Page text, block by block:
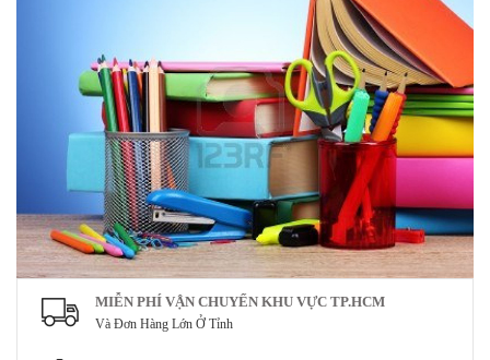
MIỄN PHÍ VẬN CHUYỂN KHU VỰC TP.HCM
Và Đơn Hàng Lớn Ở Tỉnh